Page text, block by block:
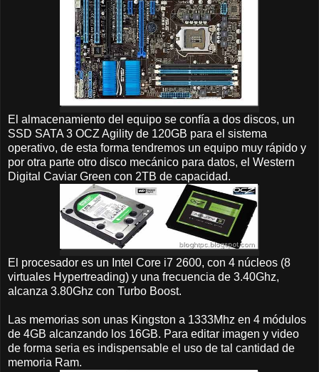
El almacenamiento del equipo se confía a dos discos, un
SSD SATA 3 OCZ Agility de 120GB para el sistema
operativo, de esta forma tendremos un equipo muy rápido y
por otra parte otro disco mecánico para datos, el Western
Digital Caviar Green con 2TB de capacidad.
El procesador es un Intel Core i7 2600, con 4 núcleos (8
virtuales Hypertreading) y una frecuencia de 3.40Ghz,
alcanza 3.80Ghz con Turbo Boost.
Las memorias son unas Kingston a 1333Mhz en 4 módulos
de 4GB alcanzando los 16GB. Para editar imagen y video
de forma seria es indispensable el uso de tal cantidad de
memoria Ram.